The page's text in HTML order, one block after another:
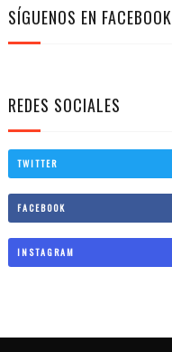
SÍGUENOS EN FACEBOOK
REDES SOCIALES
TWITTER
FACEBOOK
INSTAGRAM